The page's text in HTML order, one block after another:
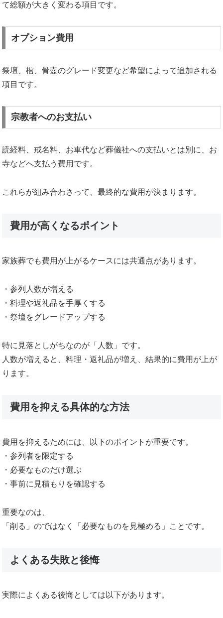
て総額が大きく変わる項目です。
オプション費用
祭壇、棺、骨壺のグレード変更など希望によって追加される
項目です。
宗教者へのお支払い
読経料、戒名料、お車代など葬儀社への支払いとは別に、お
寺などへ支払う費用です。
これらが組み合わさって、最終的な費用が決まります。
費用が高くなるポイント
家族葬でも費用が上がるケースには共通点があります。
・参列人数が増える
・料理や返礼品を手厚くする
・祭壇をグレードアップする
特に見落としがちなのが「人数」です。
人数が増えると、料理・返礼品が増え、結果的に費用が上が
ります。
費用を抑える具体的な方法
費用を抑えるためには、以下のポイントが重要です。
・参列者を限定する
・必要なものだけ選ぶ
・事前に見積もりを確認する
重要なのは、
「削る」のではなく「必要なものを見極める」ことです。
よくある失敗と後悔
実際によくある後悔としては以下があります。